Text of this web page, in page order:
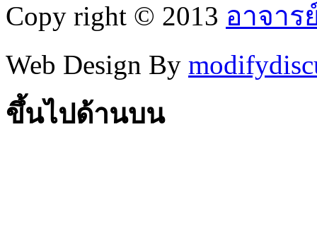
Copy right © 2013 อาจาร
Web Design By
ขึ้นไปด้านบน